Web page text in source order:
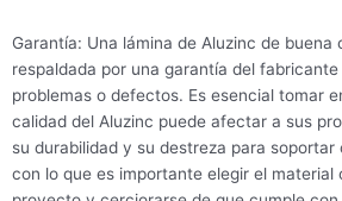
Garantía: Una lámina de Aluzinc de buena
respaldada por una garantía del
problemas o defectos. Es esencial tomar
calidad del Aluzinc puede afectar a sus
su durabilidad y su destreza para
con lo que es importante elegir el material